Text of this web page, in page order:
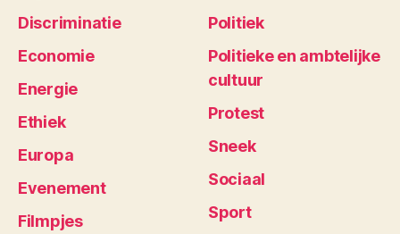
Discriminatie
Economie
Energie
Ethiek
Europa
Evenement
Filmpjes
Politiek
Politieke en ambtelijke
cultuur
Protest
Sneek
Sociaal
Sport